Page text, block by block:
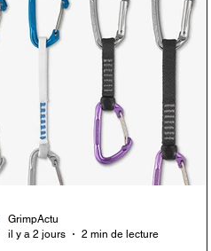
GrimpActu
il y a 2 jours
2 min de lecture